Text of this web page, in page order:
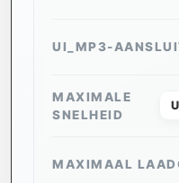
UI_MP3-
MAXIMALE
SNELHEID
MAXIMAAL